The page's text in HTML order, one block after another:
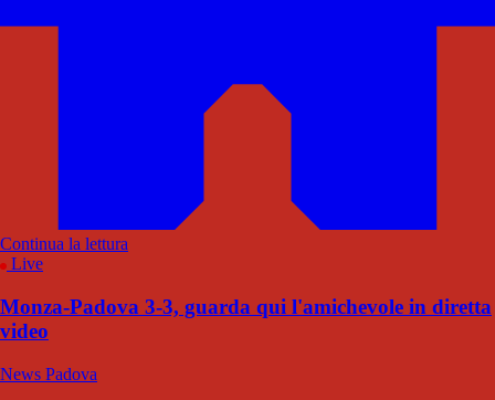
Continua la lettura
Live
Monza-Padova 3-3, guarda qui l'amichevole in diretta
video
News Padova